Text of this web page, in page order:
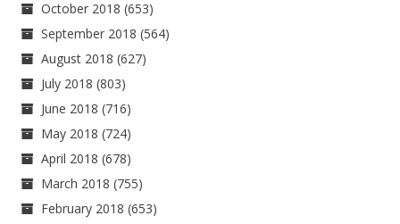
October 2018 (653)
September 2018 (564)
August 2018 (627)
July 2018 (803)
June 2018 (716)
May 2018 (724)
April 2018 (678)
March 2018 (755)
February 2018 (653)